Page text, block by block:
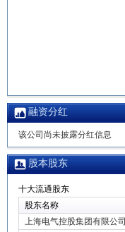
融资分红
该公司尚未披露分红信息
股本股东
十大流通股东
股东名称
上海电气控股集团有限公司